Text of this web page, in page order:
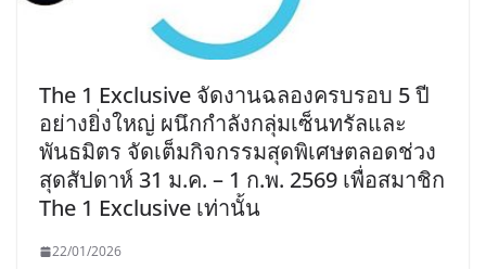
The 1 Exclusive จัดงานฉลองครบรอบ 5 ปี
อย่างยิ่งใหญ่ ผนึกกำลังกลุ่มเซ็นทรัลและ
พันธมิตร จัดเต็มกิจกรรมสุดพิเศษตลอดช่วง
สุดสัปดาห์ 31 ม.ค. – 1 ก.พ. 2569 เพื่อสมาชิก
The 1 Exclusive เท่านั้น
22/01/2026